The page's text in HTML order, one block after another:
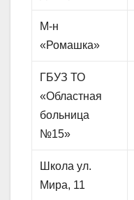
М-н
«Ромашка»
ГБУЗ ТО
«Областная
больница
№15»
Школа ул.
Мира, 11